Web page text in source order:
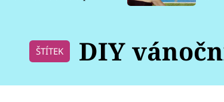
ŠTÍTEK DIY